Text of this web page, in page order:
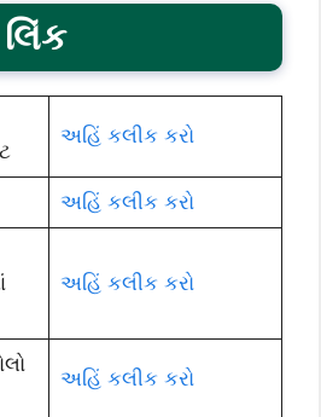
અહિં કલીક કરો
અહિં કલીક કરો
અહિં કલીક કરો
અહિં કલીક કરો